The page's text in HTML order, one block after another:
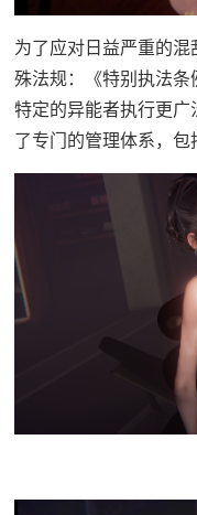
为了应对日益严重的
殊法规：《特别执法
特定的异能者执行更
了专门的管理体系，包